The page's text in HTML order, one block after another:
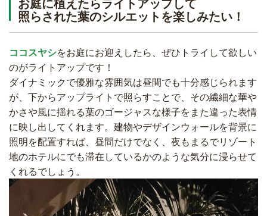
お庭に植えたらライトアップして
照らされた葉のシルエットを楽しみたい！
ココスヤシをお庭にお迎えしたら、ぜひトライして欲しい
のがライトアップです！
ダイナミックで優雅な雰囲気は昼間でも十分感じられます
が、下からアップライトで照らすことで、その繊細な華や
かさや風に揺れる葉のゴージャスな様子をまた違った表情
に映し出してくれます。建物やデザインウォールを背景に
照明を配置すれば、昼間だけでなく、夜もまるでリゾート
地のホテルにでも滞在しているかのような気分に浸らせて
くれるでしょう。